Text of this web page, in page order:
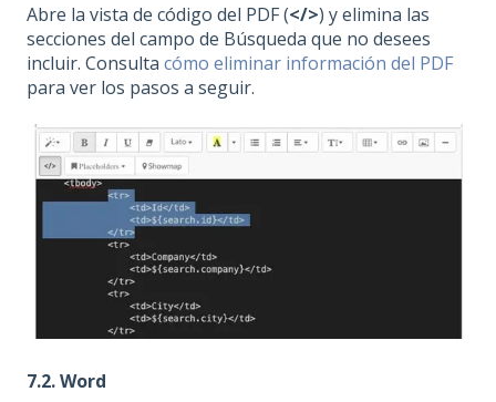
Abre la vista de código del PDF (</>) y elimina las
secciones del campo de Búsqueda que no desees
incluir. Consulta cómo eliminar información del PDF
para ver los pasos a seguir.
7.2. Word